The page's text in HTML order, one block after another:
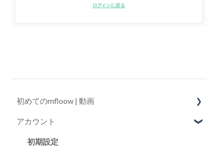
初めてのmfloow | 動画
アカウント
メンバー
アカウント
初期設定